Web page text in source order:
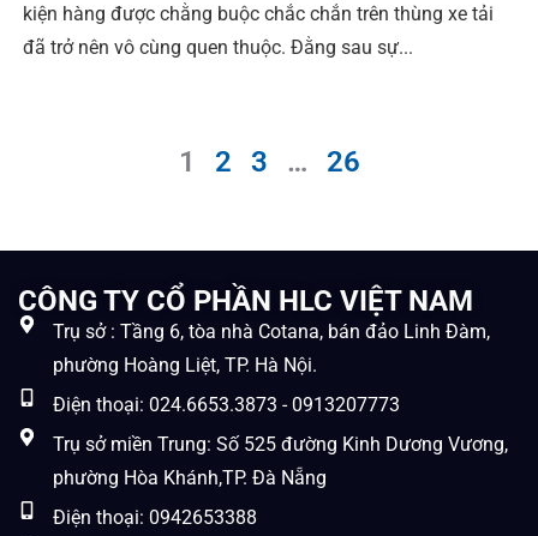
kiện hàng được chằng buộc chắc chắn trên thùng xe tải
đã trở nên vô cùng quen thuộc. Đằng sau sự...
1 2 3 … 26
CÔNG TY CỔ PHẦN HLC VIỆT NAM
Trụ sở : Tầng 6, tòa nhà Cotana, bán đảo Linh Đàm,
phường Hoàng Liệt, TP. Hà Nội.
Điện thoại: 024.6653.3873 - 0913207773
Trụ sở miền Trung: Số 525 đường Kinh Dương Vương,
phường Hòa Khánh,TP. Đà Nẵng
Điện thoại: 0942653388